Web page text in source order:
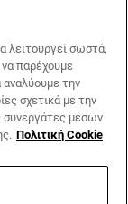
λειτουργεί σωστά,
να παρέχουμε
αναλύουμε την
σχετικά με την
συνεργάτες μέσων
Πολιτική Cookie